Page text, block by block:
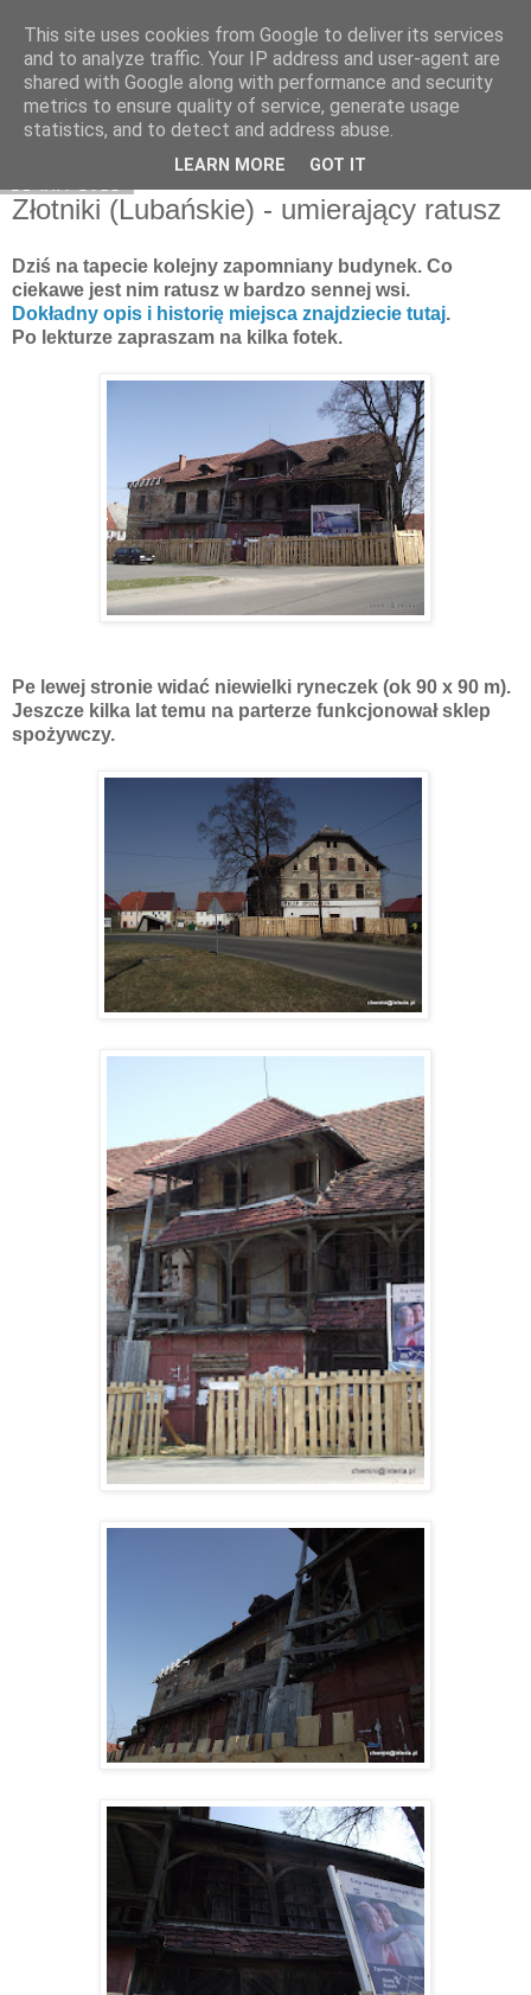
Moje miejsce
Złotniki (Lubańskie) - umierający ratusz
Dziś na tapecie kolejny zapomniany budynek. Co
ciekawe jest nim ratusz w bardzo sennej wsi.
Dokładny opis i historię miejsca znajdziecie tutaj.
Po lekturze zapraszam na kilka fotek.
Pe lewej stronie widać niewielki ryneczek (ok 90 x 90 m).
Jeszcze kilka lat temu na parterze funkcjonował sklep
spożywczy.
This site uses cookies from Google to deliver its services
and to analyze traffic. Your IP address and user-agent are
shared with Google along with performance and security
metrics to ensure quality of service, generate usage
statistics, and to detect and address abuse.
LEARN MORE GOT IT